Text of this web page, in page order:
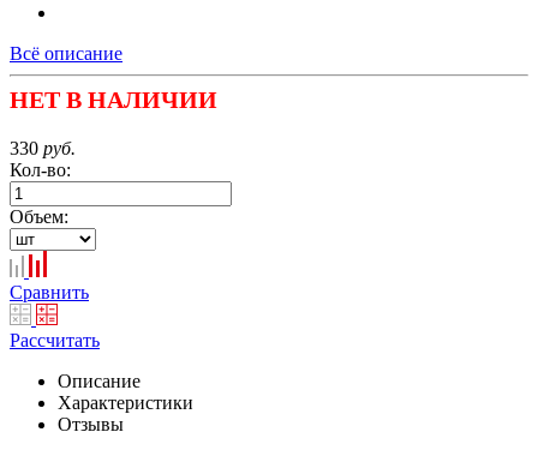
Всё описание
НЕТ В НАЛИЧИИ
330 руб.
Кол-во:
Объем:
Сравнить
Рассчитать
Описание
Характеристики
Отзывы